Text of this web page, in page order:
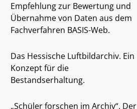
Empfehlung zur Bewertung und
Übernahme von Daten aus dem
Fachverfahren BASIS-Web.
Das Hessische Luftbildarchiv. Ein
Konzept für die
Bestandserhaltung.
„Schüler forschen im Archiv“. Der